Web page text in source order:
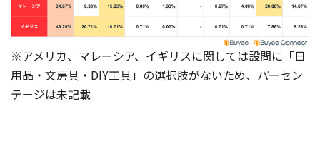
※アメリカ、マレーシア、イギリスに関しては設問に「日
用品・文房具・DIY工具」の選択肢がないため、パーセン
テージは未記載